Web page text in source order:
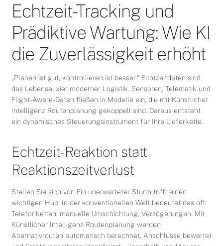
Echtzeit-Tracking und
Prädiktive Wartung: Wie KI
die Zuverlässigkeit erhöht
„Planen ist gut, kontrollieren ist besser.“ Echtzeitdaten sind
das Lebenselixier moderner Logistik. Sensoren, Telematik und
Flight-Aware-Daten fließen in Modelle ein, die mit Künstlicher
Intelligenz Routenplanung gekoppelt sind. Daraus entsteht
ein dynamisches Steuerungsinstrument für Ihre Lieferkette.
Echtzeit-Reaktion statt
Reaktionszeitverlust
Stellen Sie sich vor: Ein unerwarteter Sturm trifft einen
wichtigen Hub. In der konventionellen Welt bedeutet das oft:
Telefonketten, manuelle Umschichtung, Verzögerungen. Mit
Künstlicher Intelligenz Routenplanung werden
Alternativrouten automatisch berechnet, Anschlüsse bewertet